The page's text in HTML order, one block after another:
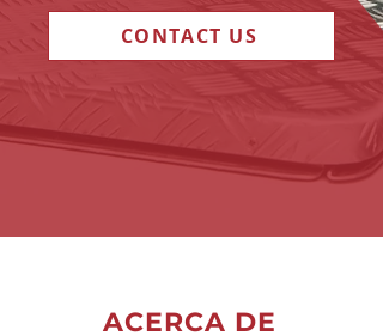
CONTACT US
ACERCA DE